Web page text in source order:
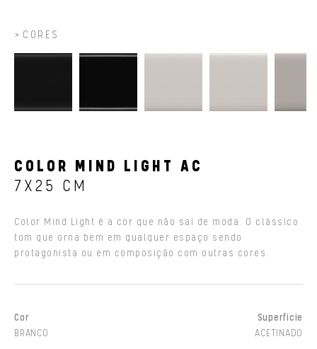
CORES
COLOR MIND LIGHT AC
7X25 CM
Color Mind Light é a cor que não sai de moda. O clássico
tom que orna bem em qualquer espaço sendo
protagonista ou em composição com outras cores.
Cor
BRANCO
Superfície
ACETINADO